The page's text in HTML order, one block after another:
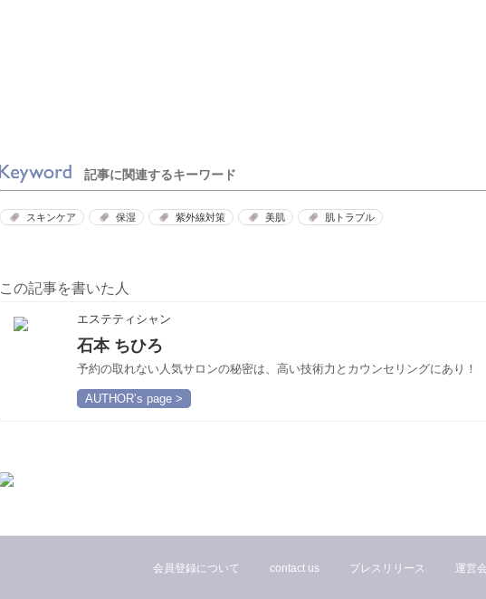
記事に関連するキーワード
スキンケア 保湿 紫外線対策 美肌 肌トラブル
この記事を書いた人
エステティシャン
石本 ちひろ
予約の取れない人気サロンの秘密は、高い技術力とカウンセリングにあり！
AUTHOR’s page >
会員登録について contact us プレスリリース 運営